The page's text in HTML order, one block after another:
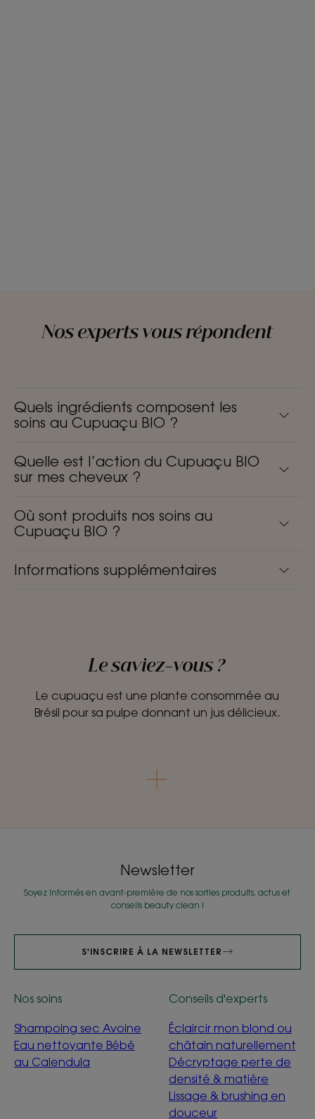
Nos experts vous répondent
Quels ingrédients composent les
soins au Cupuaçu BIO ?
Quelle est l’action du Cupuaçu BIO
sur mes cheveux ?
Où sont produits nos soins au
Cupuaçu BIO ?
Informations supplémentaires
Le saviez-vous ?
Le cupuaçu est une plante consommée au
Brésil pour sa pulpe donnant un jus délicieux.
Newsletter
Soyez informés en avant-première de nos sorties produits, actus et
conseils beauty clean !
S'INSCRIRE À LA NEWSLETTER
Nos soins
Shampoing sec Avoine
Eau nettoyante Bébé
au Calendula
Conseils d'experts
Éclaircir mon blond ou
châtain naturellement
Décryptage perte de
densité & matière
Lissage & brushing en
douceur